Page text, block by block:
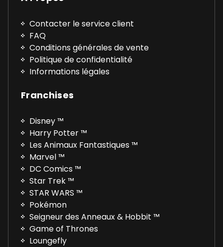
Contacter le service client
FAQ
Conditions générales de vente
Politique de confidentialité
Informations légales
Franchises
Disney ™
Harry Potter ™
Les Animaux Fantastiques ™
Marvel ™
DC Comics ™
Star Trek ™
STAR WARS ™
Pokémon
Seigneur des Anneaux & Hobbit ™
Game of Thrones
Loungefly